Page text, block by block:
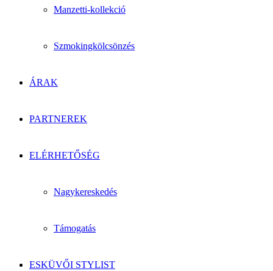
Manzetti-kollekció
Szmokingkölcsönzés
ÁRAK
PARTNEREK
ELÉRHETŐSÉG
Nagykereskedés
Támogatás
ESKÜVŐI STYLIST